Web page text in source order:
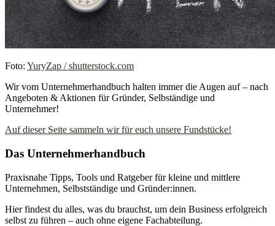
Foto: YuryZap / shutterstock.com
Wir vom Unternehmerhandbuch halten immer die Augen auf – nach
Angeboten & Aktionen für Gründer, Selbständige und
Unternehmer!
Auf dieser Seite sammeln wir für euch unsere Fundstücke!
Das Unternehmerhandbuch
Praxisnahe Tipps, Tools und Ratgeber für kleine und mittlere
Unternehmen, Selbstständige und Gründer:innen.
Hier findest du alles, was du brauchst, um dein Business erfolgreich
selbst zu führen – auch ohne eigene Fachabteilung.